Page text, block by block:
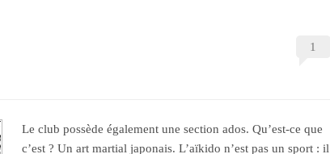
1
Le club possède également une section ados. Qu’est-ce que
c’est ? Un art martial japonais. L’aïkido n’est pas un sport : il